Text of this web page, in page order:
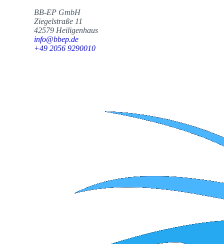
BB-EP GmbH
Ziegelstraße 11
42579 Heiligenhaus
info@bbep.de
+49 2056 9290010